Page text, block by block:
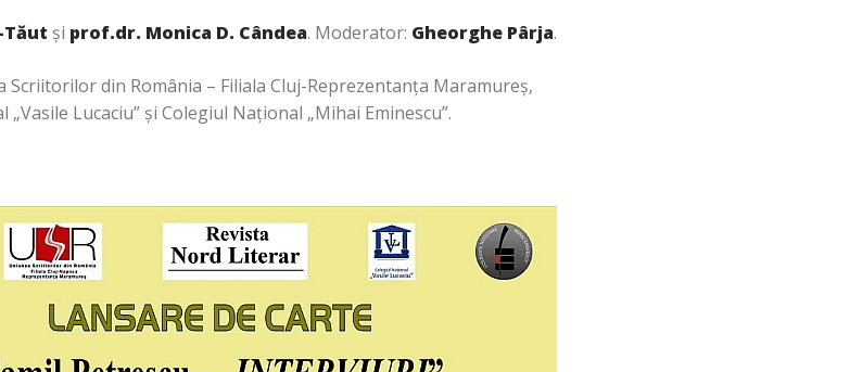
Tăut și prof.dr. Monica D. Cândea. Moderator: Gheorghe Pârja.
din România – Filiala Cluj-Reprezentanța Maramureș,
Lucaciu” și Colegiul Național „Mi­hai Eminescu”.